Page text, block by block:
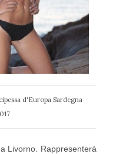
d'Europa Sardegna
Livorno. Rappresenterà